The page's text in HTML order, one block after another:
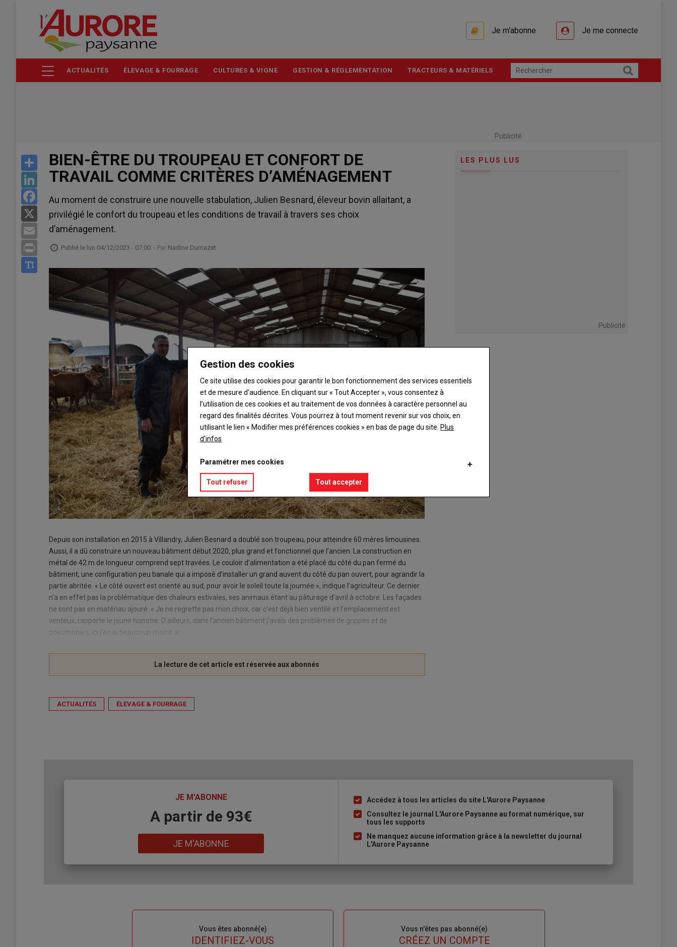
contenu
Je m'abonne Je me connecte
ACTUALITÉS ÉLEVAGE & FOURRAGE CULTURES & VIGNE GESTION & RÉGLEMENTATION TRACTEURS & MATÉRIELS
Publicité
Share
LinkedIn
Facebook
Email
Print
BIEN-ÊTRE DU TROUPEAU ET CONFORT DE
TRAVAIL COMME CRITÈRES D’AMÉNAGEMENT
Au moment de construire une nouvelle stabulation, Julien Besnard, éleveur bovin allaitant, a
privilégié le confort du troupeau et les conditions de travail à travers ses choix
d’aménagement.
Publié le lun 04/12/2023 - 07:00 - Par Nadine Dumazet
Depuis son installation en 2015 à Villandry, Julien Besnard a doublé son troupeau, pour atteindre 60 mères limousines.
Aussi, il a dû construire un nouveau bâtiment début 2020, plus grand et fonctionnel que l’ancien. La construction en
métal de 42 m de longueur comprend sept travées. Le couloir d’alimentation a été placé du côté du pan fermé du
bâtiment, une configuration peu banale qui a imposé d’installer un grand auvent du côté du pan ouvert, pour agrandir la
partie abritée. « Le côté ouvert est orienté au sud, pour avoir le soleil toute la journée », indique l’agriculteur. Ce dernier
n’a en effet pas la problématique des chaleurs estivales, ses animaux étant au pâturage d’avril à octobre. Les façades
ne sont pas en matériau ajouré. « Je ne regrette pas mon choix, car c’est déjà bien ventilé et l’emplacement est
venteux, rapporte le jeune homme. D’ailleurs, dans l’ancien bâtiment j’avais des problèmes de grippes et de
pneumonies, ici j’en ai beaucoup moins. »
ACTUALITÉS ÉLEVAGE & FOURRAGE
LES PLUS LUS
Publicité
JE M'ABONNE
A partir de 93€
JE M'ABONNE
Liste
à
puce
Accédez à tous les articles du site L'Aurore Paysanne
Consultez le journal L'Aurore Paysanne au format numérique, sur
tous les supports
Ne manquez aucune information grâce à la newsletter du journal
L'Aurore Paysanne
Vous êtes abonné(e)
IDENTIFIEZ-VOUS
Vous n'êtes pas abonné(e)
TITRECRÉEZ UN COMPTE
Gestion des cookies
Ce site utilise des cookies pour garantir le bon fonctionnement des services essentiels
et de mesure d’audience. En cliquant sur « Tout Accepter », vous consentez à
l’utilisation de ces cookies et au traitement de vos données à caractère personnel au
regard des finalités décrites. Vous pourrez à tout moment revenir sur vos choix, en
utilisant le lien « Modifier mes préférences cookies » en bas de page du site. Plus
d'infos
Paramétrer mes cookies
Tout refuser Tout accepter